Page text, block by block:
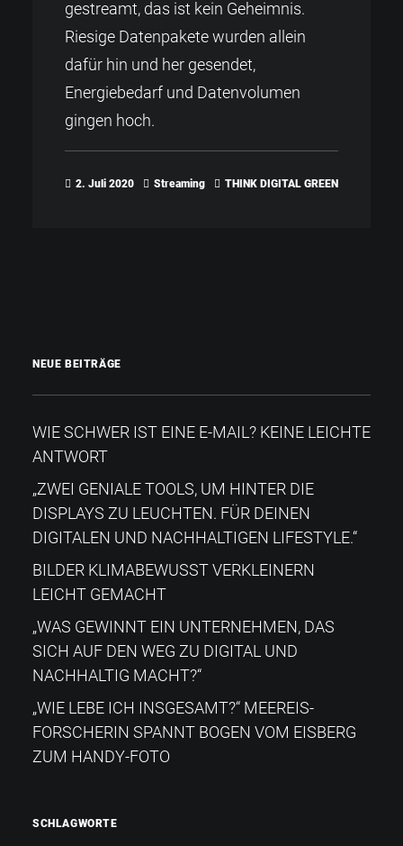
gestreamt, das ist kein Geheimnis.
Riesige Datenpakete wurden allein
dafür hin und her gesendet,
Energiebedarf und Datenvolumen
gingen hoch.
2. Juli 2020 Streaming THINK DIGITAL GREEN
NEUE BEITRÄGE
WIE SCHWER IST EINE E-MAIL? KEINE LEICHTE
ANTWORT
„ZWEI GENIALE TOOLS, UM HINTER DIE
DISPLAYS ZU LEUCHTEN. FÜR DEINEN
DIGITALEN UND NACHHALTIGEN LIFESTYLE.“
BILDER KLIMABEWUSST VERKLEINERN
LEICHT GEMACHT
„WAS GEWINNT EIN UNTERNEHMEN, DAS
SICH AUF DEN WEG ZU DIGITAL UND
NACHHALTIG MACHT?“
„WIE LEBE ICH INSGESAMT?“​ MEEREIS-
FORSCHERIN SPANNT BOGEN VOM EISBERG
ZUM HANDY-FOTO
SCHLAGWORTE